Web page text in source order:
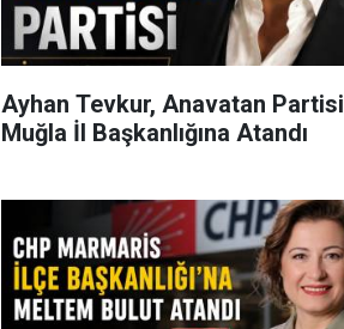
Ayhan Tevkur, Anavatan Partisi
Muğla İl Başkanlığına Atandı